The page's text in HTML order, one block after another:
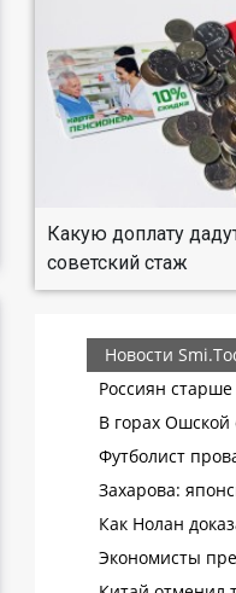
Какую доплату
советский стаж